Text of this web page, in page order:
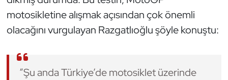
motosikletine alışmak açısından çok önemli
olacağını vurgulayan Razgatlıoğlu şöyle konuştu:
“Şu anda Türkiye’de motosiklet üzerinde
Masa Tenisi
Modern Pentatlon